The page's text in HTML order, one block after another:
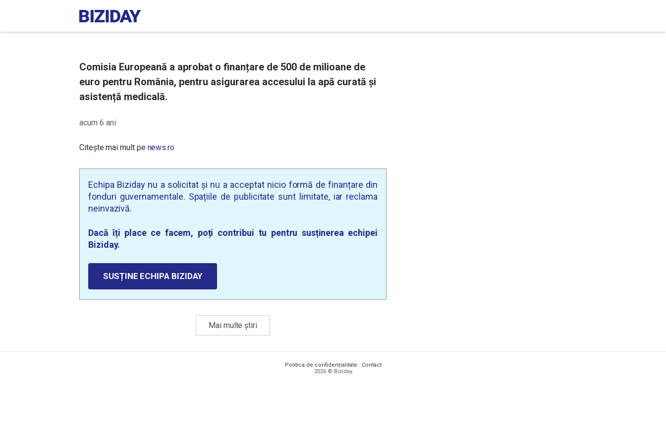
Comisia Europeană a aprobat o finanțare de 500 de milioane de
euro pentru România, pentru asigurarea accesului la apă curată și
asistență medicală.
acum 6 ani
Citește mai mult pe news.ro
Echipa Biziday nu a solicitat și nu a acceptat nicio formă de finanțare din
fonduri guvernamentale. Spațiile de publicitate sunt limitate, iar reclama
neinvazivă.
Dacă îți place ce facem, poți contribui tu pentru susținerea echipei
Biziday.
SUSȚINE ECHIPA BIZIDAY
Mai multe știri
Politica de confidențialitate · Contact
2026 © Biziday